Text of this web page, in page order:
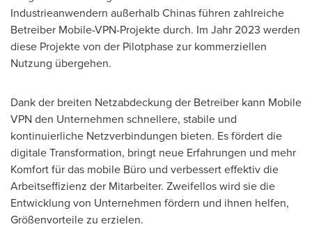
Industrieanwendern außerhalb Chinas führen zahlreiche
Betreiber Mobile-VPN-Projekte durch. Im Jahr2023 werden
diese Projekte von der Pilotphase zur kommerziellen
Nutzung übergehen.
Dank der breiten Netzabdeckung der Betreiber kann Mobile
VPN den Unternehmen schnellere, stabile und
kontinuierliche Netzverbindungen bieten. Es fördert die
digitale Transformation, bringt neue Erfahrungen und mehr
Komfort für das mobile Büro und verbessert effektiv die
Arbeitseffizienz der Mitarbeiter. Zweifellos wird sie die
Entwicklung von Unternehmen fördern und ihnen helfen,
Größenvorteile zu erzielen.